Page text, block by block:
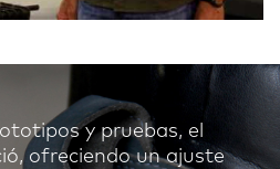
y pruebas, el
ofreciendo un ajuste